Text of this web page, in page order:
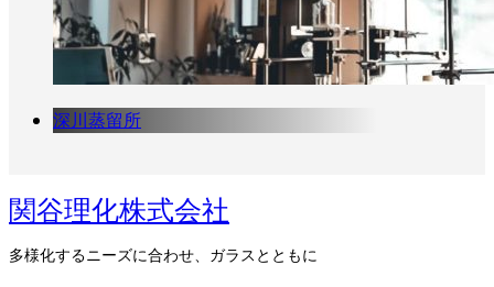
深川蒸留所
関谷理化株式会社
多様化するニーズに合わせ、ガラスとともに